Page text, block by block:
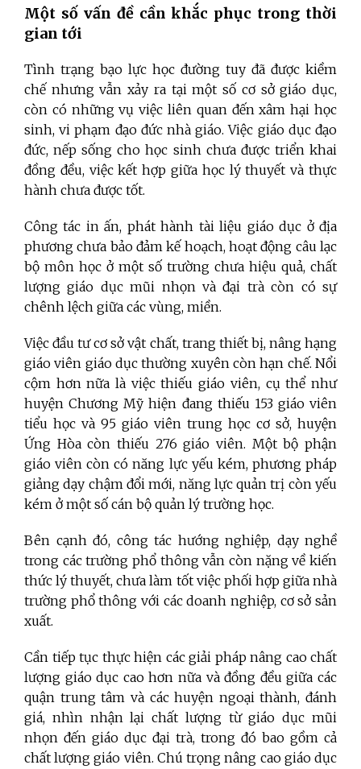
Một số vấn đề cần khắc phục trong thời
gian tới
Tình trạng bạo lực học đường tuy đã được kiềm
chế nhưng vẫn xảy ra tại một số cơ sở giáo dục,
còn có những vụ việc liên quan đến xâm hại học
sinh, vi phạm đạo đức nhà giáo. Việc giáo dục đạo
đức, nếp sống cho học sinh chưa được triển khai
đồng đều, việc kết hợp giữa học lý thuyết và thực
hành chưa được tốt.
Công tác in ấn, phát hành tài liệu giáo dục ở địa
phương chưa bảo đảm kế hoạch, hoạt động câu lạc
bộ môn học ở một số trường chưa hiệu quả, chất
lượng giáo dục mũi nhọn và đại trà còn có sự
chênh lệch giữa các vùng, miền.
Việc đầu tư cơ sở vật chất, trang thiết bị, nâng hạng
giáo viên giáo dục thường xuyên còn hạn chế. Nổi
cộm hơn nữa là việc thiếu giáo viên, cụ thể như
huyện Chương Mỹ hiện đang thiếu 153 giáo viên
tiểu học và 95 giáo viên trung học cơ sở, huyện
Ứng Hòa còn thiếu 276 giáo viên. Một bộ phận
giáo viên còn có năng lực yếu kém, phương pháp
giảng dạy chậm đổi mới, năng lực quản trị còn yếu
kém ở một số cán bộ quản lý trường học.
Bên cạnh đó, công tác hướng nghiệp, dạy nghề
trong các trường phổ thông vẫn còn nặng về kiến
thức lý thuyết, chưa làm tốt việc phối hợp giữa nhà
trường phổ thông với các doanh nghiệp, cơ sở sản
xuất.
Cần tiếp tục thực hiện các giải pháp nâng cao chất
lượng giáo dục cao hơn nữa và đồng đều giữa các
quận trung tâm và các huyện ngoại thành, đánh
giá, nhìn nhận lại chất lượng từ giáo dục mũi
nhọn đến giáo dục đại trà, trong đó bao gồm cả
chất lượng giáo viên. Chú trọng nâng cao giáo dục